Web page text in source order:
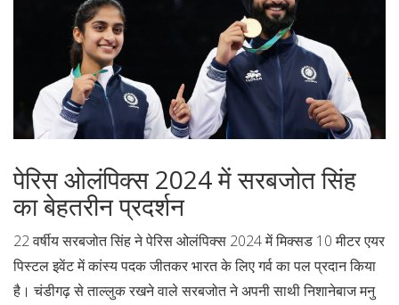
पेरिस ओलंपिक्स 2024 में सरबजोत सिंह
का बेहतरीन प्रदर्शन
22 वर्षीय सरबजोत सिंह ने पेरिस ओलंपिक्स 2024 में मिक्सड 10 मीटर एयर
पिस्टल इवेंट में कांस्य पदक जीतकर भारत के लिए गर्व का पल प्रदान किया
है। चंडीगढ़ से ताल्लुक रखने वाले सरबजोत ने अपनी साथी निशानेबाज मनु